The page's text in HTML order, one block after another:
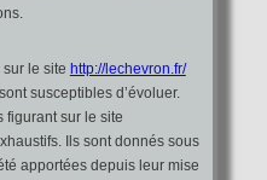
le site http://lechevron.fr/
susceptibles d’évoluer.
figurant sur le site
Ils sont donnés sous
apportées depuis leur mise